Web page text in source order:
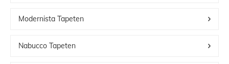
Nabucco Tapeten
Modernista Tapeten